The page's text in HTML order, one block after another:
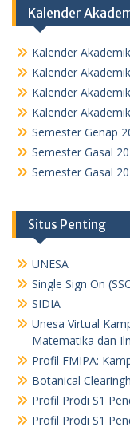
Kalender
Kalender
Kalender
Kalender
Kalender
Semester Genap
Semester Gasal
Semester Gasal
Situs Penting
UNESA
Single Sign On
SIDIA
Unesa Virtual
Matematika dan
Profil FMIPA:
Botanical
Profil Prodi S1
Profil Prodi S1